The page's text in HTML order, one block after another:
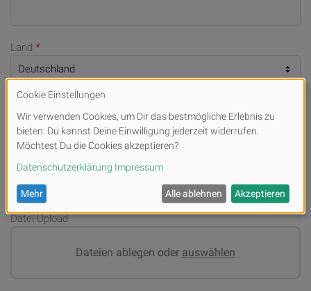
Land *
Telefonnummer (bei Rückfragen)
E-Mail
Datei-Upload
Dateien ablegen oder auswählen